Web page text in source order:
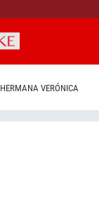
HERMANA VERÓNICA